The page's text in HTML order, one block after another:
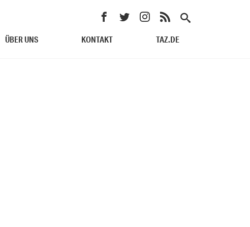
ÜBER UNS KONTAKT TAZ.DE